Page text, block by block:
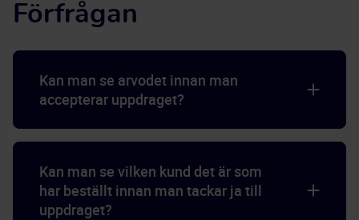
Förfrågan
Kan man se arvodet innan man
accepterar uppdraget?
Kan man se vilken kund det är som
har beställt innan man tackar ja till
uppdraget?